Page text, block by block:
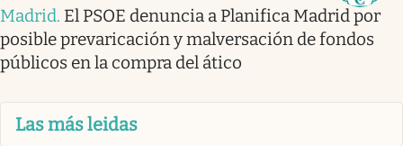
Madrid. El PSOE denuncia a Planifica Madrid por
posible prevaricación y malversación de fondos
públicos en la compra del ático
Las más leidas